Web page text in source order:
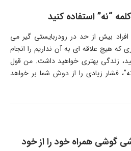
بیش از حد در رودربایستی گیر می
که هیچ علاقه ای به آن نداریم را انجام
زندگی بهتری خواهید داشت. من قول
فشار زیادی را از دوش شما بر خواهد
دقیقه گوشی گوشی همراه خود را از خود